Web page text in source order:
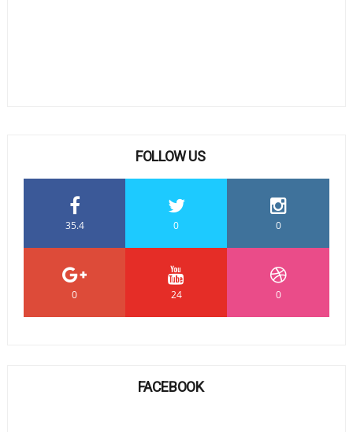
FOLLOW US
35.4 0 0
0 24 0
FACEBOOK